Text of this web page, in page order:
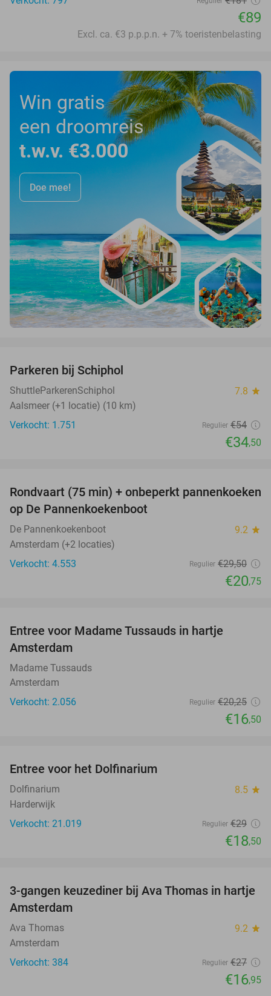
€89
Excl. ca. €3 p.p.p.n. + 7% toeristenbelasting
Win gratis
een droomreis
t.w.v. €3.000
Doe mee!
Parkeren bij Schiphol
ShuttleParkerenSchiphol 7.8 star
Aalsmeer (+1 locatie) (10 km)
Verkocht: 1.751
Regulier €54
€34,50
30%
Rondvaart (75 min) + onbeperkt pannenkoeken
op De Pannenkoekenboot
De Pannenkoekenboot 9.2 star
Amsterdam (+2 locaties)
Verkocht: 4.553
Regulier €29,50
€20,75
Entree voor Madame Tussauds in hartje
Amsterdam
Madame Tussauds
Amsterdam
Verkocht: 2.056
Regulier €20,25
€16,50
Entree voor het Dolfinarium
Dolfinarium 8.5 star
Harderwijk
Verkocht: 21.019
Regulier €29
€18,50
37%
3-gangen keuzediner bij Ava Thomas in hartje
Amsterdam
Ava Thomas 9.2 star
Amsterdam
Verkocht: 384
Regulier €27
€16,95